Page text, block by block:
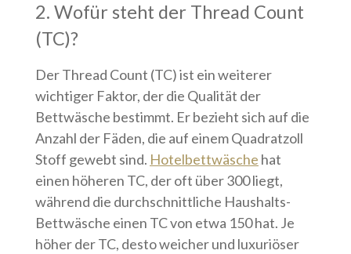
2. Wofür steht der Thread Count
(TC)?
Der Thread Count (TC) ist ein weiterer
wichtiger Faktor, der die Qualität der
Bettwäsche bestimmt. Er bezieht sich auf die
Anzahl der Fäden, die auf einem Quadratzoll
Stoff gewebt sind. Hotelbettwäsche hat
einen höheren TC, der oft über 300 liegt,
während die durchschnittliche Haushalts-
Bettwäsche einen TC von etwa 150 hat. Je
höher der TC, desto weicher und luxuriöser